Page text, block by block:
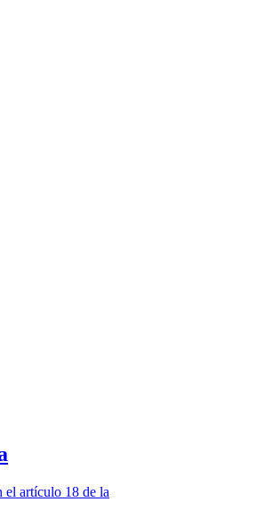
el artículo 18 de la